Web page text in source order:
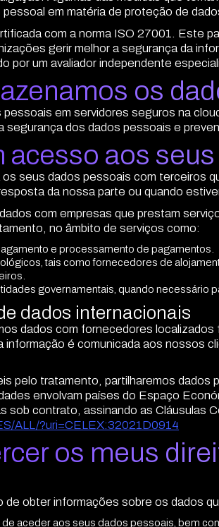
em matéria de proteção de
com a norma ISO 27001. Este
gerir melhor a segurança da
por um avaliador independente
os
em servidores seguros na
segurança dos dados pessoais e
acesso aos
seus dados pessoais com terceiros
da nossa parte ou quando
com empresas que prestam
no âmbito de serviços como:
e processamento de pagamentos.
tais como fornecedores de
governamentais, quando necessário
dados internacionais
dados com fornecedores
informação é comunicada aos nossos
pelo tratamento, partilharemos
envolvam países do Espaço
sob contrato, assinando as Cláusulas
ALL/?uri=CELEX:32021D0914
os meus
de obter informações sobre os dados
aceder aos seus dados pessoais, bem